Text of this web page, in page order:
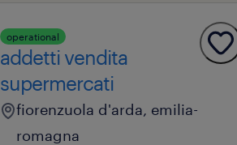
operational
addetti vendita
supermercati
fiorenzuola d'arda, emilia-
romagna